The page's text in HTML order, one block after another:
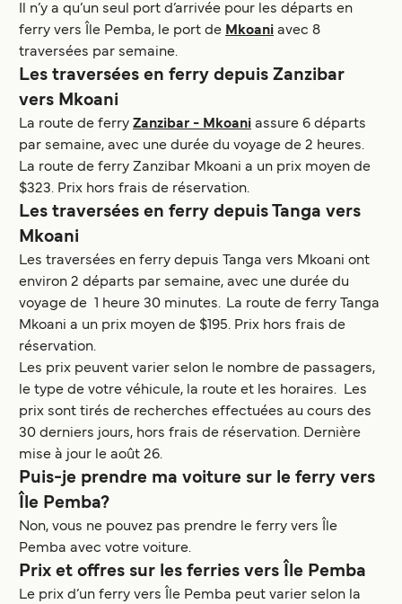
Il n’y a qu’un seul port d’arrivée pour les départs en
ferry vers Île Pemba, le port de Mkoani avec 8
traversées par semaine.
Les traversées en ferry depuis Zanzibar
vers Mkoani
La route de ferry Zanzibar - Mkoani assure 6 départs
par semaine, avec une durée du voyage de 2 heures.
La route de ferry Zanzibar Mkoani a un prix moyen de
$323. Prix hors frais de réservation.
Les traversées en ferry depuis Tanga vers
Mkoani
Les traversées en ferry depuis Tanga vers Mkoani ont
environ 2 départs par semaine, avec une durée du
voyage de 1 heure 30 minutes. La route de ferry Tanga
Mkoani a un prix moyen de $195. Prix hors frais de
réservation.
Les prix peuvent varier selon le nombre de passagers,
le type de votre véhicule, la route et les horaires. Les
prix sont tirés de recherches effectuées au cours des
30 derniers jours, hors frais de réservation. Dernière
mise à jour le août 26.
Puis-je prendre ma voiture sur le ferry vers
Île Pemba?
Non, vous ne pouvez pas prendre le ferry vers Île
Pemba avec votre voiture.
Prix et offres sur les ferries vers Île Pemba
Le prix d’un ferry vers Île Pemba peut varier selon la